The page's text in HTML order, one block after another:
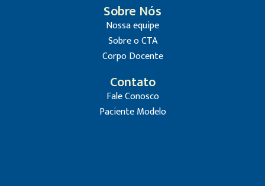
Sobre Nós
Nossa equipe
Sobre o CTA
Corpo Docente
Contato
Fale Conosco
Paciente Modelo